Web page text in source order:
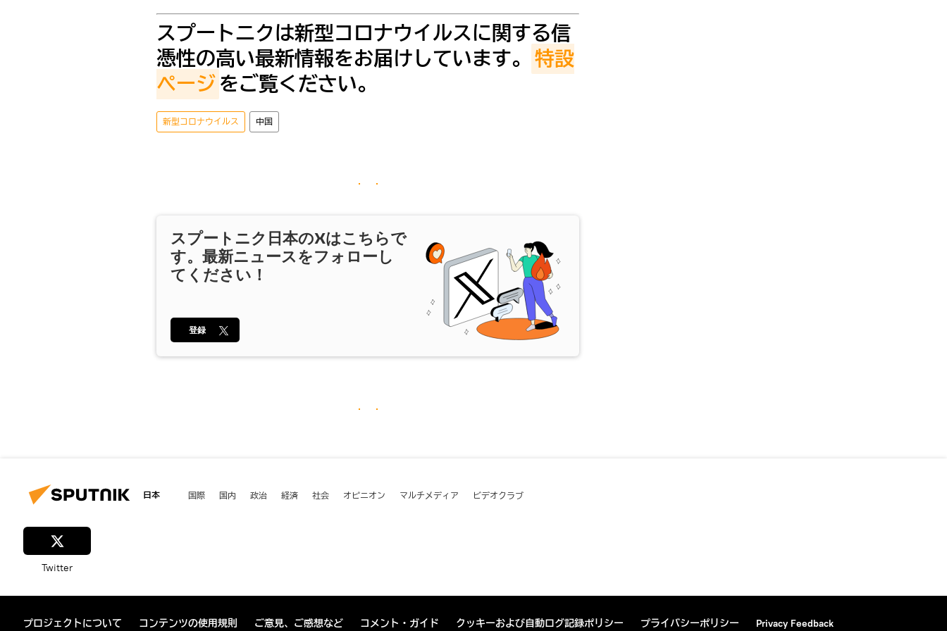
スプートニクは新型コロナウイルスに関する信
憑性の高い最新情報をお届けしています。 特設
ページをご覧ください。
新型コロナウイルス 中国
スプートニク日本のXはこちらで
す。最新ニュースをフォローし
てください！
登録
日本 国際 国内 政治 経済 社会 オピニオン マルチメディア ビデオクラブ
Twitter
プロジェクトについて コンテンツの使用規則 ご意見、ご感想など コメント・ガイド クッキーおよび自動ログ記録ポリシー プライバシーポリシー Privacy Feedback